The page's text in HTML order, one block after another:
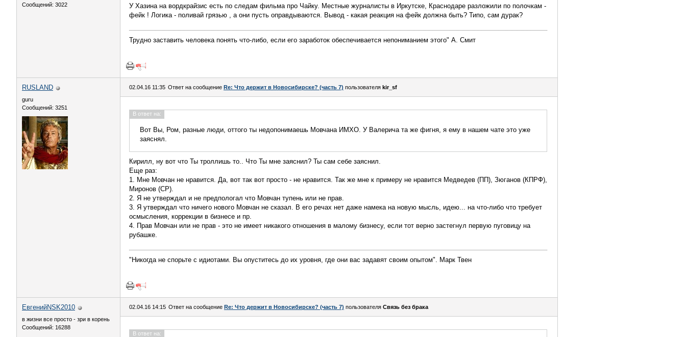
Сообщений: 3022
У Хазина на вордкрайзис есть по следам фильма про Чайку. Местные журналисты в Иркутске, Краснодаре разложили по полочкам -
фейк ! Логика - поливай грязью , а они пусть оправдываются. Вывод - какая реакция на фейк должна быть? Типо, сам дурак?
Трудно заставить человека понять что-либо, если его заработок обеспечивается непониманием этого" А. Смит
RUSLAND
guru
Сообщений: 3251
02.04.16 11:35 Ответ на сообщение Re: Что держит в Новосибирске? (часть 7) пользователя kir_sf
В ответ на:
Вот Вы, Ром, разные люди, оттого ты недопонимаешь Мовчана ИМХО. У Валерича та же фигня, я ему в нашем чате это уже
заяснял.
Кирилл, ну вот что Ты троллишь то.. Что Ты мне заяснил? Ты сам себе заяснил.
Еще раз:
1. Мне Мовчан не нравится. Да, вот так вот просто - не нравится. Так же мне к примеру не нравится Медведев (ПП), Зюганов (КПРФ),
Миронов (СР).
2. Я не утверждал и не предпологал что Мовчан тупень или не прав.
3. Я утверждал что ничего нового Мовчан не сказал. В его речах нет даже намека на новую мысль, идею... на что-либо что требует
осмысления, коррекции в бизнесе и пр.
4. Прав Мовчан или не прав - это не имеет никакого отношения в малому бизнесу, если тот верно застегнул первую пуговицу на
рубашке.
"Никогда не спорьте с идиотами. Вы опуститесь до их уровня, где они вас задавят своим опытом". Марк Твен
ЕвгенийNSK2010
в жизни все просто - зри в корень
Сообщений: 16288
02.04.16 14:15 Ответ на сообщение Re: Что держит в Новосибирске? (часть 7) пользователя Связь без брака
В ответ на: